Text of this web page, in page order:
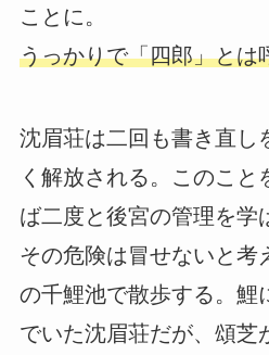
ことに。
うっかりで「四郎」と
沈眉荘は二回も書き直し
く解放される。このこ
ば二度と後宮の管理を学
その危険は冒せないと考
の千鯉池で散歩する。鯉
でいた沈眉荘だが、頌芝